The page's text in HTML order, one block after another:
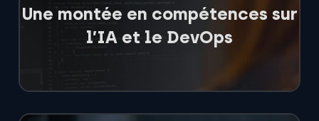
Une montée en compétences sur
l’IA et le DevOps